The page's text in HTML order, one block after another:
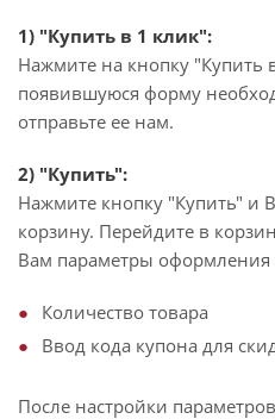
1) "Купить в 1 клик":
Нажмите на кнопку "Купить
появившуюся форму
отправьте ее нам.
2) "Купить":
Нажмите кнопку "Купить" и
корзину. Перейдите в
Вам параметры оформления
Количество товара
Ввод кода купона для
После настройки